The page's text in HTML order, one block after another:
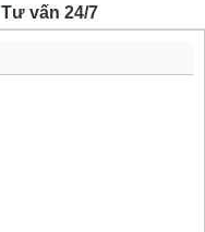
Tư vấn 24/7